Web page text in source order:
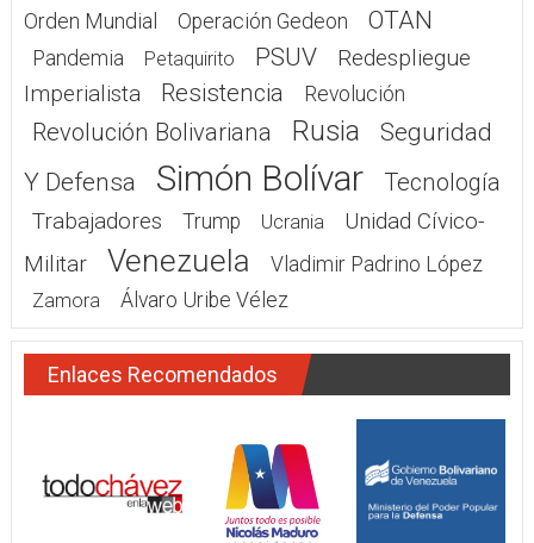
Orden Mundial
Operación Gedeon OTAN
Pandemia Petaquirito PSUV
Redespliegue
Imperialista
Resistencia Revolución
Revolución Bolivariana Rusia
Seguridad
Y Defensa
Simón Bolívar Tecnología
Trabajadores Trump Ucrania
Unidad Cívico-
Militar
Venezuela Vladimir Padrino López
Zamora Álvaro Uribe Vélez
Enlaces Recomendados